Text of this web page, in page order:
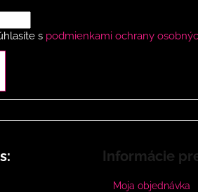
s podmienkami ochrany
Informácie
Moja objednávka